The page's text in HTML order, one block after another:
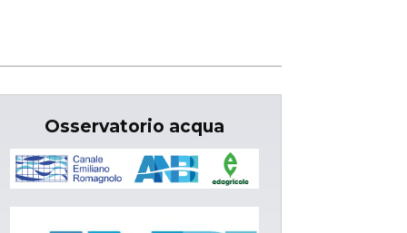
Osservatorio acqua